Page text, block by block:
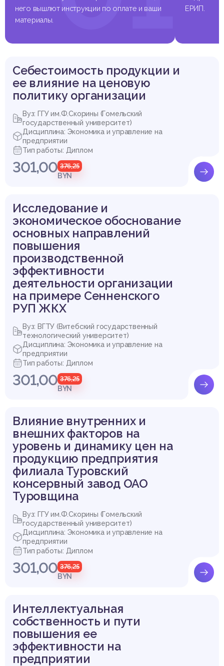
Выдержка из работы
него вышлют инструкции по оплате и ваши
материалы.
ЕРИП.
Себестоимость продукции и
ее влияние на ценовую
политику организации
Вуз: ГГУ им.Ф.Скорины (Гомельский
государственный университет)
Дисциплина: Экономика и управление на
предприятии
Тип работы: Диплом
301,00 376,25
BYN
Исследование и
экономическое обоснование
основных направлений
повышения
производственной
эффективности
деятельности организации
на примере Сенненского
РУП ЖКХ
Вуз: ВГТУ (Витебский государственный
технологический университет)
Дисциплина: Экономика и управление на
предприятии
Тип работы: Диплом
301,00 376,25
BYN
Влияние внутренних и
внешних факторов на
уровень и динамику цен на
продукцию предприятия
филиала Туровский
консервный завод ОАО
Туровщина
Вуз: ГГУ им.Ф.Скорины (Гомельский
государственный университет)
Дисциплина: Экономика и управление на
предприятии
Тип работы: Диплом
301,00 376,25
BYN
Интеллектуальная
собственность и пути
повышения ее
эффективности на
предприятии